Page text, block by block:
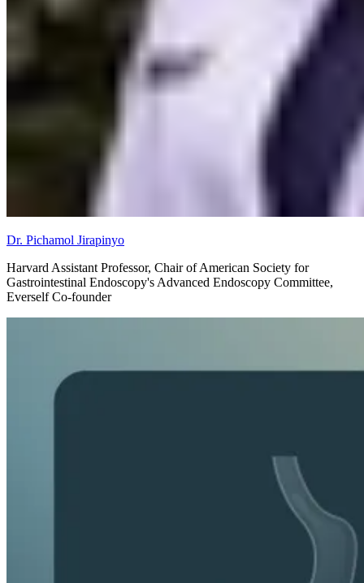
Dr. Pichamol Jirapinyo
Harvard Assistant Professor, Chair of American Society for
Gastrointestinal Endoscopy's Advanced Endoscopy Committee,
Everself Co-founder